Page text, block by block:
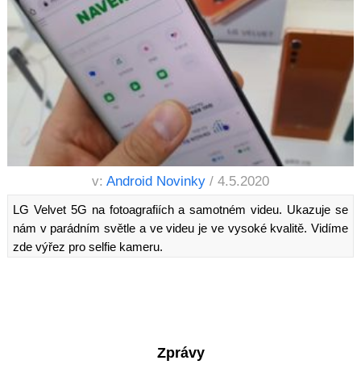
v: Android Novinky / 4.5.2020
LG Velvet 5G na fotoagrafiích a samotném videu. Ukazuje se
nám v parádním světle a ve videu je ve vysoké kvalitě. Vidíme
zde výřez pro selfie kameru.
Zprávy